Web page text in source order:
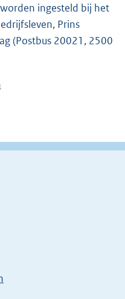
ingesteld bij het
Prins
(Postbus 20021, 2500